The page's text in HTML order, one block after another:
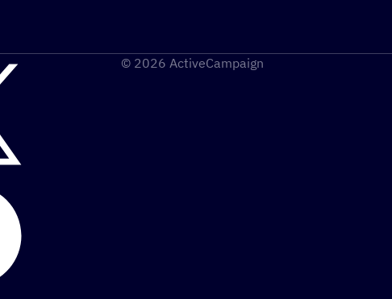
© 2026 ActiveCampaign